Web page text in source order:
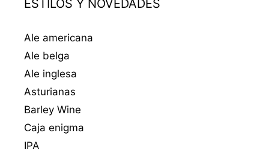
ESTILOS Y NOVEDADES
Ale americana
Ale belga
Ale inglesa
Asturianas
Barley Wine
Caja enigma
IPA